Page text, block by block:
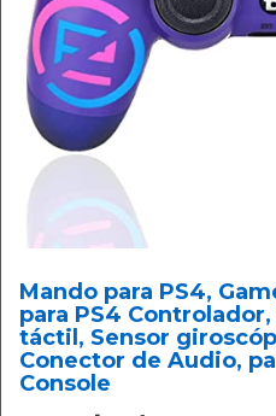
Mando para PS4,
para PS4
táctil, Sensor
Conector de Audio,
Console